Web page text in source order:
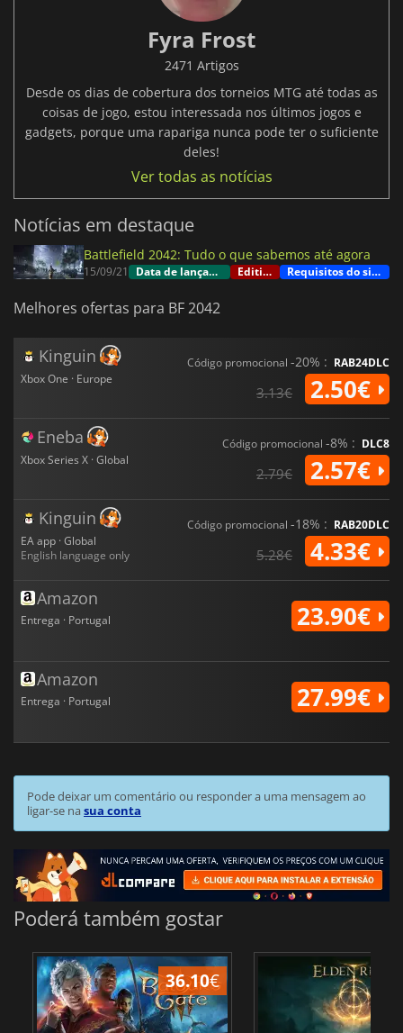
Fyra Frost
2471 Artigos
Desde os dias de cobertura dos torneios MTG até todas as
coisas de jogo, estou interessada nos últimos jogos e
gadgets, porque uma rapariga nunca pode ter o suficiente
deles!
Ver todas as notícias
Notícias em destaque
Battlefield 2042: Tudo o que sabemos até agora
15/09/21 Data de lançamento Editions Requisitos do sistema
Melhores ofertas para BF 2042
Kinguin
Xbox One · Europe
Código promocional -20% : RAB24DLC
3.13€ 2.50€
Eneba
Xbox Series X · Global
Código promocional -8% : DLC8
2.79€ 2.57€
Kinguin
EA app · Global
English language only
Código promocional -18% : RAB20DLC
5.28€ 4.33€
Amazon
Entrega · Portugal 23.90€
Amazon
Entrega · Portugal 27.99€
Pode deixar um comentário ou responder a uma mensagem ao
ligar-se nasua conta
Poderá também gostar
36.10€